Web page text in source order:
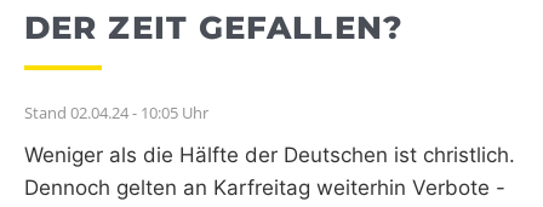
DER ZEIT GEFALLEN?
Stand 02.04.24 - 10:05 Uhr
Weniger als die Hälfte der Deutschen ist christlich.
Dennoch gelten an Karfreitag weiterhin Verbote -